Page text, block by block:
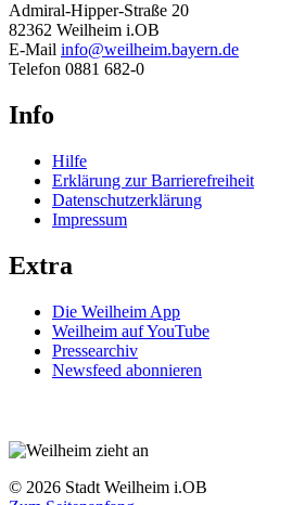
Admiral-Hipper-Straße 20
82362 Weilheim i.OB
E-Mail info@weilheim.bayern.de
Telefon 0881 682-0
Info
Hilfe
Erklärung zur Barrierefreiheit
Datenschutzerklärung
Impressum
Extra
Die Weilheim App
Weilheim auf YouTube
Pressearchiv
Newsfeed abonnieren
© 2026 Stadt Weilheim i.OB